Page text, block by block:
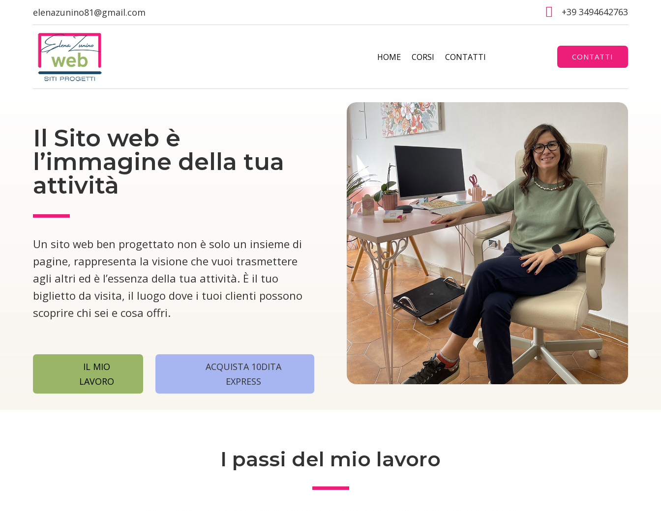
elenazunino81@gmail.com  +39 3494642763
HOME CORSI CONTATTI CONTATTI
Il Sito web è
l’immagine della tua
attività
Un sito web ben progettato non è solo un insieme di
pagine, rappresenta la visione che vuoi trasmettere
agli altri ed è l’essenza della tua attività. È il tuo
biglietto da visita, il luogo dove i tuoi clienti possono
scoprire chi sei e cosa offri.
IL MIO
LAVORO
ACQUISTA 10DITA
EXPRESS
I passi del mio lavoro